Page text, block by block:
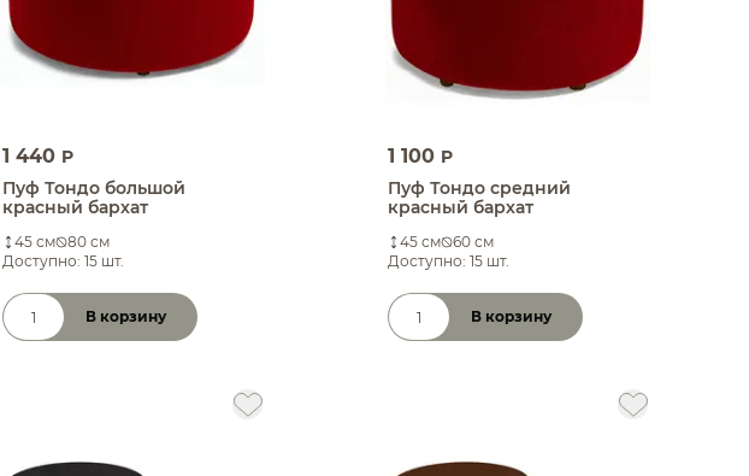
1 440 P
Пуф Тондо большой
красный бархат
45 см
80 см
Доступно: 15 шт.
Количество товара
В корзину
1 100 P
Пуф Тондо средний
красный бархат
45 см
60 см
Доступно: 15 шт.
Количество товара
В корзину